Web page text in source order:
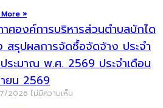
»
าศองค์การบริหารส่วนตำบลบักได
สรุปผลการจัดซื้อจัดจ้าง ประจำ
ระมาณ พ.ศ. 2569 ประจำเดือน
ยน 2569
2026 ไม่มีความเห็น